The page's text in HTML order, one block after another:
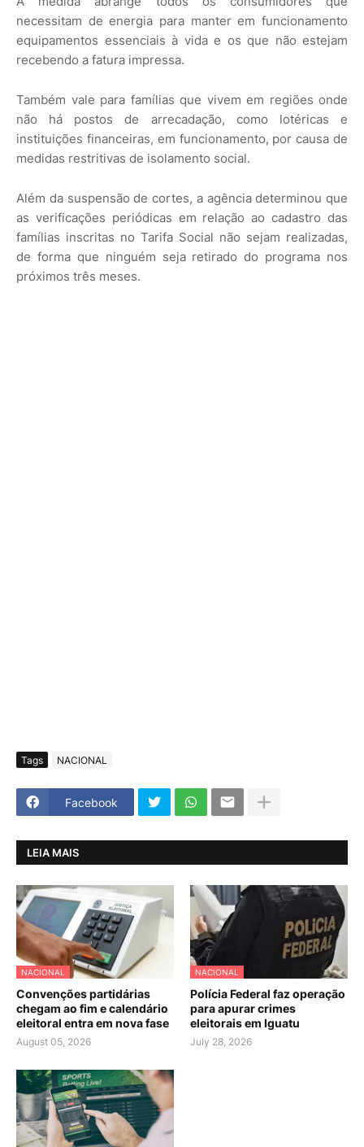
necessitam de energia para manter em funcionamento
equipamentos essenciais à vida e os que não estejam
recebendo a fatura impressa.
Também vale para famílias que vivem em regiões onde
não há postos de arrecadação, como lotéricas e
instituições financeiras, em funcionamento, por causa de
medidas restritivas de isolamento social.
Além da suspensão de cortes, a agência determinou que
as verificações periódicas em relação ao cadastro das
famílias inscritas no Tarifa Social não sejam realizadas,
de forma que ninguém seja retirado do programa nos
próximos três meses.
Tags NACIONAL
Facebook
LEIA MAIS
NACIONAL
Convenções partidárias
chegam ao fim e calendário
eleitoral entra em nova fase
August 05, 2026
NACIONAL
Polícia Federal faz operação
para apurar crimes
eleitorais em Iguatu
July 28, 2026